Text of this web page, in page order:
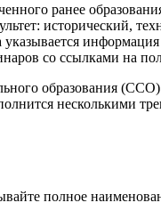
ранее
исторический,
со ссылками на
образования
несколькими
полное